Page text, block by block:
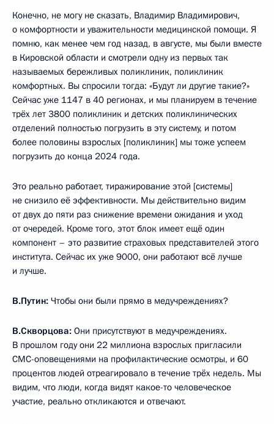
Конечно, не могу не сказать, Владимир Владимирович,
о комфортности и уважительности медицинской помощи. Я
помню, как менее чем год назад, в августе, мы были вместе
в Кировской области и смотрели одну из первых так
называемых бережливых поликлиник, поликлиник
комфортных. Вы спросили тогда: «Будут ли другие такие?»
Сейчас уже 1147 в 40 регионах, и мы планируем в течение
трёх лет 3800 поликлиник и детских поликлинических
отделений полностью погрузить в эту систему, и потом
более половины взрослых [поликлиник] мы тоже успеем
погрузить до конца 2024 года.
Это реально работает, тиражирование этой [системы]
не снизило её эффективности. Мы действительно видим
от двух до пяти раз снижение времени ожидания и уход
от очередей. Кроме того, этот блок имеет ещё один
компонент – это развитие страховых представителей этого
института. Сейчас их уже 9000, они работают всё лучше
и лучше.
В.Путин: Чтобы они были прямо в медучреждениях?
В.Скворцова: Они присутствуют в медучреждениях.
В прошлом году они 22 миллиона взрослых пригласили
СМС-оповещениями на профилактические осмотры, и 60
процентов людей отреагировало в течение трёх недель. Мы
видим, что люди, когда видят какое-то человеческое
участие, реально откликаются и отвечают.